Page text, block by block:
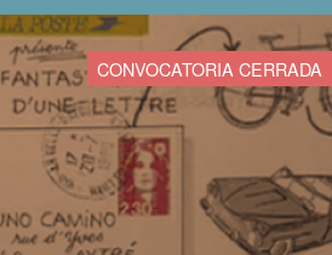
CONVOCATORIA CERRADA